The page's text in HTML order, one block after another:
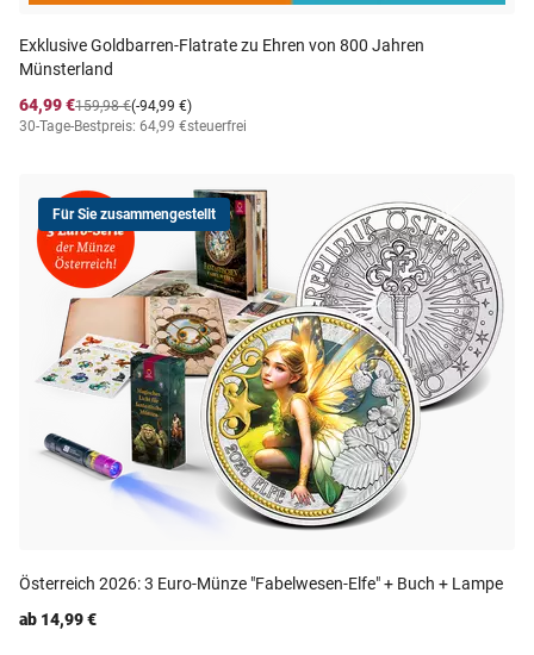
Exklusive Goldbarren-Flatrate zu Ehren von 800 Jahren
Münsterland
64,99 €
(-94,99 €)
159,98 €
30-Tage-Bestpreis: 64,99 €steuerfrei
Für Sie zusammengestellt
Österreich 2026: 3 Euro-Münze "Fabelwesen-Elfe" + Buch + Lampe
ab 14,99 €